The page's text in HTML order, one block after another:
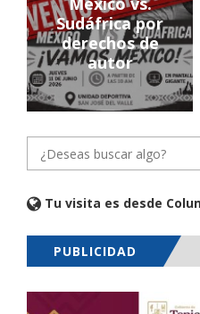
Sudáfrica por
derechos de
autor
Tu visita es desde
PUBLICIDAD